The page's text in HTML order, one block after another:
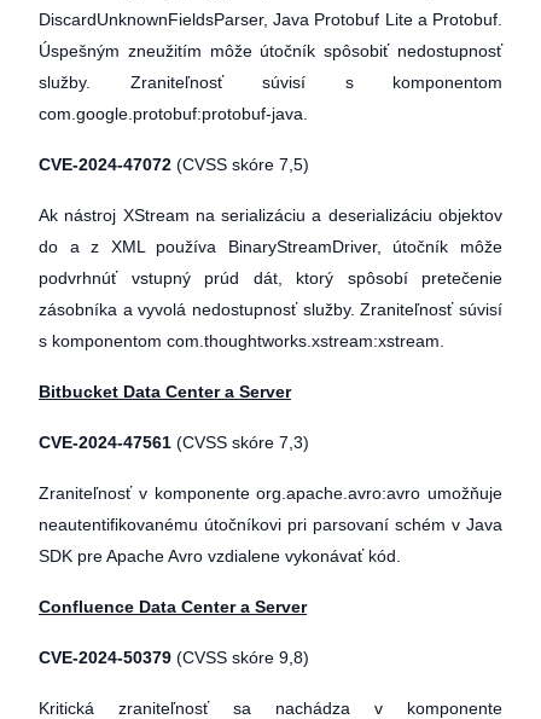
DiscardUnknownFieldsParser, Java Protobuf Lite a Protobuf.
Úspešným zneužitím môže útočník spôsobiť nedostupnosť
služby. Zraniteľnosť súvisí s komponentom
com.google.protobuf:protobuf-java.
CVE-2024-47072 (CVSS skóre 7,5)
Ak nástroj XStream na serializáciu a deserializáciu objektov
do a z XML používa BinaryStreamDriver, útočník môže
podvrhnúť vstupný prúd dát, ktorý spôsobí pretečenie
zásobníka a vyvolá nedostupnosť služby. Zraniteľnosť súvisí
s komponentom com.thoughtworks.xstream:xstream.
Bitbucket Data Center a Server
CVE-2024-47561 (CVSS skóre 7,3)
Zraniteľnosť v komponente org.apache.avro:avro umožňuje
neautentifikovanému útočníkovi pri parsovaní schém v Java
SDK pre Apache Avro vzdialene vykonávať kód.
Confluence Data Center a Server
CVE-2024-50379 (CVSS skóre 9,8)
Kritická zraniteľnosť sa nachádza v komponente